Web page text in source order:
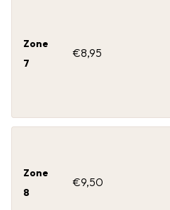
Zone
7
€8,95
Zone
8
€9,50